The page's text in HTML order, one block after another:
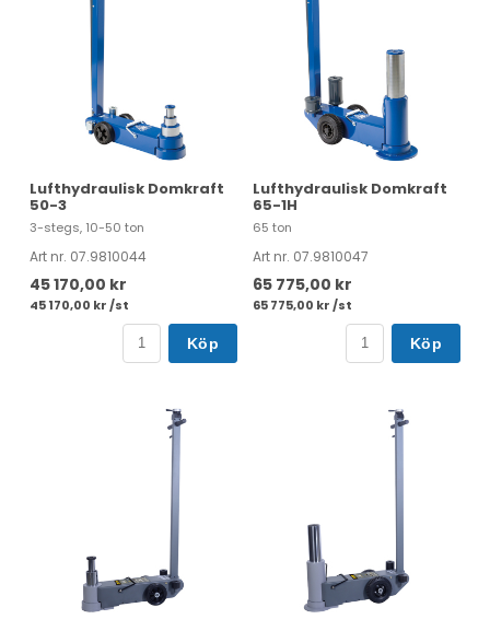
Lufthydraulisk Domkraft
50-3
3-stegs, 10-50 ton
Art nr. 07.9810044
45 170,00 kr
45 170,00 kr /st
Köp
Lufthydraulisk Domkraft
65-1H
65 ton
Art nr. 07.9810047
65 775,00 kr
65 775,00 kr /st
Köp